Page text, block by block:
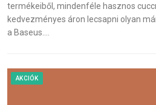
termékeiből, mindenféle hasznos
kedvezményes áron lecsapni olyan
a Baseus.…
AKCIÓK